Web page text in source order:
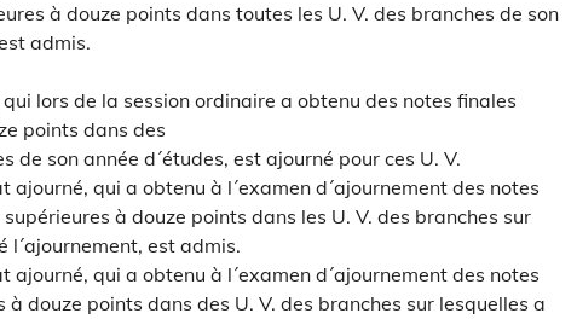
à douze points dans toutes les U. V. des branches de son
admis.
lors de la session ordinaire a obtenu des notes finales
points dans des
de son année d´études, est ajourné pour ces U. V.
ajourné, qui a obtenu à l´examen d´ajournement des notes
à douze points dans les U. V. des branches sur
l´ajournement, est admis.
ajourné, qui a obtenu à l´examen d´ajournement des notes
à douze points dans des U. V. des branches sur lesquelles a